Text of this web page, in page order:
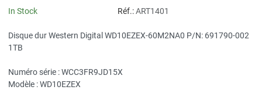
In Stock Réf.: ART1401
Disque dur Western Digital WD10EZEX-60M2NA0 P/N: 691790-002
1TB
Numéro série : WCC3FR9JD15X
Modèle : WD10EZEX